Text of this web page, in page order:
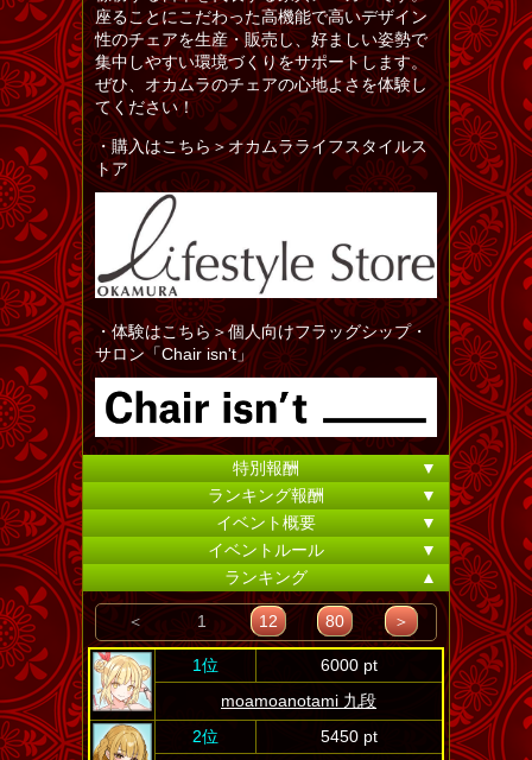
座ることにこだわった高機能で高いデザイン
性のチェアを生産・販売し、好ましい姿勢で
集中しやすい環境づくりをサポートします。
ぜひ、オカムラのチェアの心地よさを体験し
てください！
・購入はこちら＞オカムラライフスタイルス
トア
・体験はこちら＞個人向けフラッグシップ・
サロン「Chair isn't」
特別報酬
▼
ランキング報酬
▼
イベント概要
▼
イベントルール
▼
ランキング
▲
＜ 1 12 80 ＞
1位
6000 pt
moamoanotami 九段
2位
5450 pt